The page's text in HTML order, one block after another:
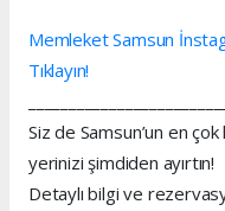
Memleket Samsun
Tıklayın!
Siz de Samsun’un en
yerinizi şimdiden ayırtın!
Detaylı bilgi ve